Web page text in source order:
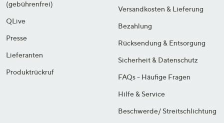
(gebührenfrei)
QLive
Presse
Lieferanten
Produktrückruf
Versandkosten & Lieferung
Bezahlung
Rücksendung & Entsorgung
Sicherheit & Datenschutz
FAQs - Häufige Fragen
Hilfe & Service
Beschwerde/ Streitschlichtung